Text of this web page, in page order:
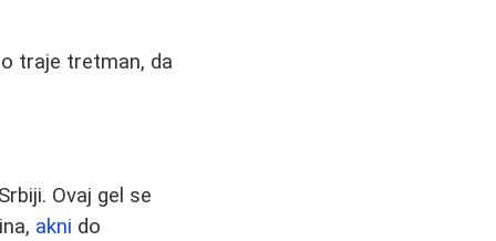
traje tretman, da
Ovaj gel se
akni do